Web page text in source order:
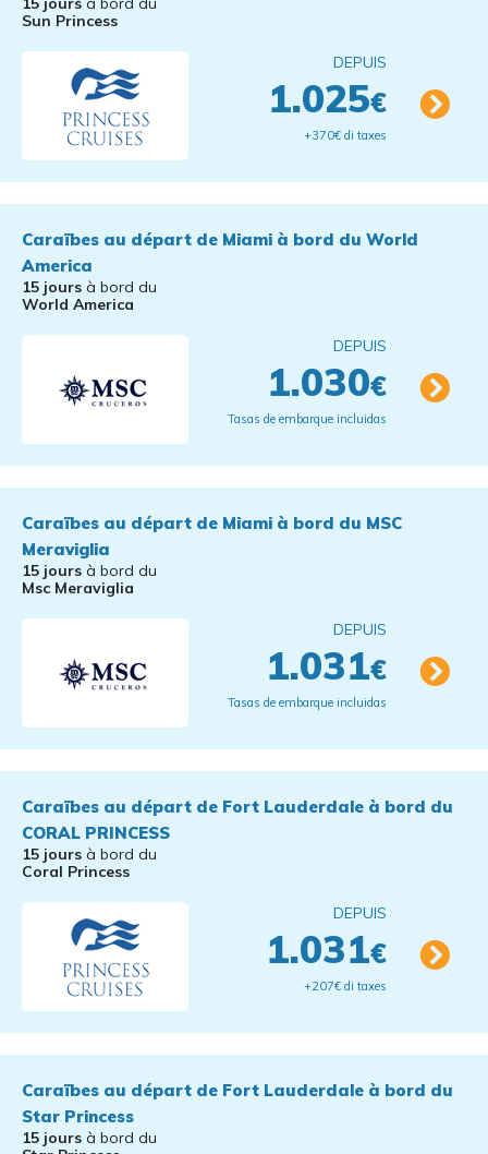
Sun Princess
DEPUIS
1.025€
+370€ di taxes
Caraïbes au départ de Miami à bord du World
America
15 jours à bord du
World America
DEPUIS
1.030€
Tasas de embarque incluidas
Caraïbes au départ de Miami à bord du MSC
Meraviglia
15 jours à bord du
Msc Meraviglia
DEPUIS
1.031€
Tasas de embarque incluidas
Caraïbes au départ de Fort Lauderdale à bord du
CORAL PRINCESS
15 jours à bord du
Coral Princess
DEPUIS
1.031€
+207€ di taxes
Caraïbes au départ de Fort Lauderdale à bord du
Star Princess
15 jours à bord du